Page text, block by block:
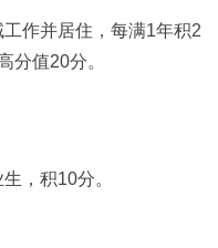
作并居住，每满1年积2
分值20分。
，积10分。